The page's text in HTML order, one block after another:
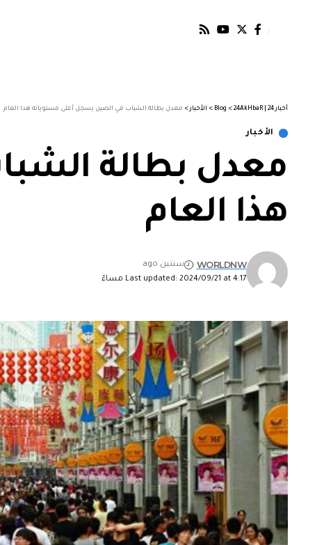
أخبار 24 | 24AkHbaR >
Blog
> الأخبار > معدل بطالة الشباب في الصين يسجل أعلى مستوياته هذا العام
الأخبار
معدل بطالة
هذا العام
Last updated: 2024/09/21 at 4:17 مساءً
WORLDNW
سنتين ago